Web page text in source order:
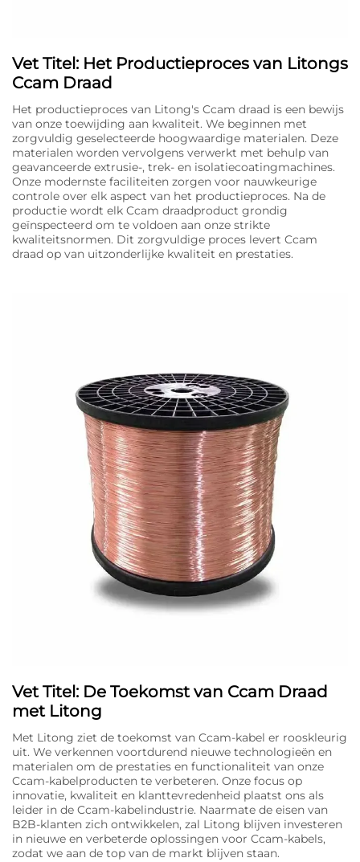
Vet Titel: Het Productieproces van Litongs
Ccam Draad
Het productieproces van Litong's Ccam draad is een bewijs
van onze toewijding aan kwaliteit. We beginnen met
zorgvuldig geselecteerde hoogwaardige materialen. Deze
materialen worden vervolgens verwerkt met behulp van
geavanceerde extrusie-, trek- en isolatiecoatingmachines.
Onze modernste faciliteiten zorgen voor nauwkeurige
controle over elk aspect van het productieproces. Na de
productie wordt elk Ccam draadproduct grondig
geïnspecteerd om te voldoen aan onze strikte
kwaliteitsnormen. Dit zorgvuldige proces levert Ccam
draad op van uitzonderlijke kwaliteit en prestaties.
Vet Titel: De Toekomst van Ccam Draad
met Litong
Met Litong ziet de toekomst van Ccam-kabel er rooskleurig
uit. We verkennen voortdurend nieuwe technologieën en
materialen om de prestaties en functionaliteit van onze
Ccam-kabelproducten te verbeteren. Onze focus op
innovatie, kwaliteit en klanttevredenheid plaatst ons als
leider in de Ccam-kabelindustrie. Naarmate de eisen van
B2B-klanten zich ontwikkelen, zal Litong blijven investeren
in nieuwe en verbeterde oplossingen voor Ccam-kabels,
zodat we aan de top van de markt blijven staan.